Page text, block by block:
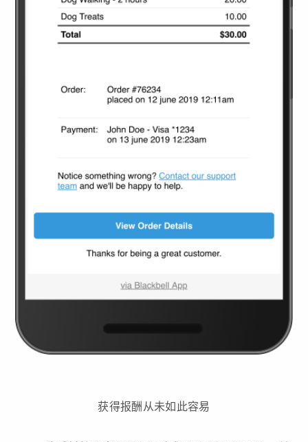
获得报酬从未如此容易